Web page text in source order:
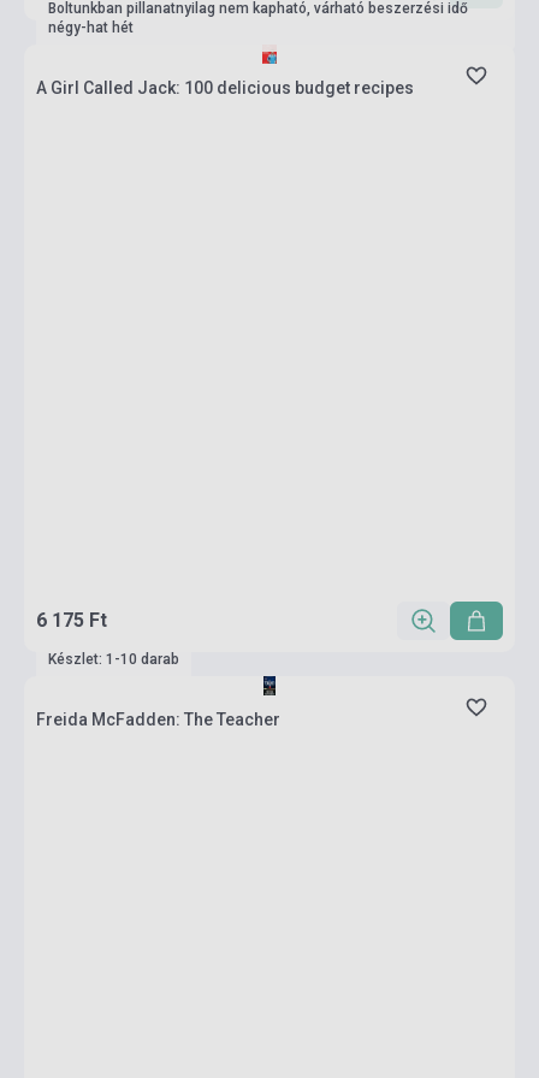
Boltunkban pillanatnyilag nem kapható, várható beszerzési idő
négy-hat hét
A Girl Called Jack: 100 delicious budget recipes
6 175 Ft
Készlet: 1-10 darab
Freida McFadden: The Teacher